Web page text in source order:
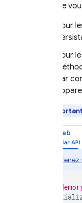
Lorsque
Pour
Pour
Par
Important
Web
//